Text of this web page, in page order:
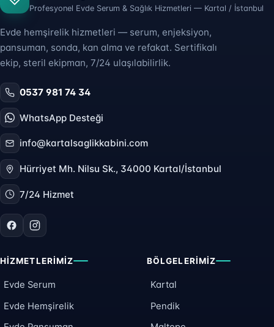
Profesyonel Evde Serum & Sağlık Hizmetleri — Kartal / İstanbul
Evde hemşirelik hizmetleri — serum, enjeksiyon,
pansuman, sonda, kan alma ve refakat. Sertifikalı
ekip, steril ekipman, 7/24 ulaşılabilirlik.
0537 981 74 34
WhatsApp Desteği
info@kartalsaglikkabini.com
Hürriyet Mh. Nilsu Sk., 34000 Kartal/İstanbul
7/24 Hizmet
HIZMETLERIMIZ
Evde Serum
Evde Hemşirelik
BÖLGELERIMIZ
Kartal
Pendik